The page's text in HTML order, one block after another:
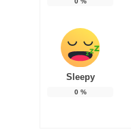
Sleepy
0%